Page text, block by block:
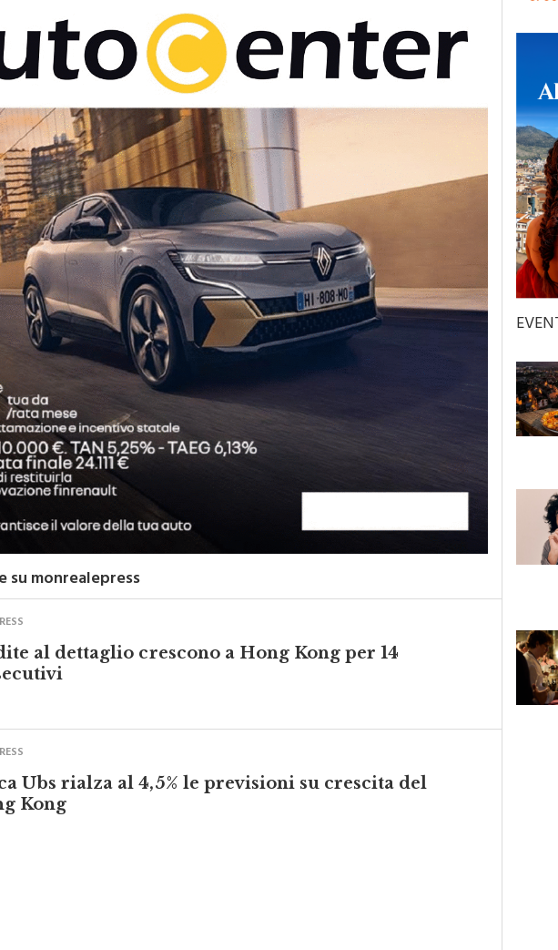
monrealepress
al dettaglio crescono a Hong Kong per 14
Ubs rialza al 4,5% le previsioni su crescita del
Kong